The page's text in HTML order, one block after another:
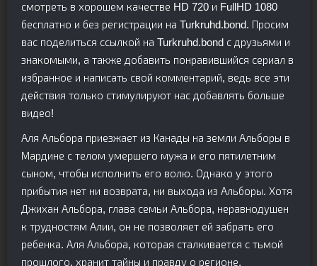
смотреть в хорошем качестве HD 720 и FullHD 1080
бесплатно и без регистрации на Turkruhd.bond. Просим
вас поделиться ссылкой на Turkruhd.bond с друзьями и
знакомыми, а также добавить понравившийся сериал в
избранное и написать свой комментарий, ведь все эти
действия только стимулируют нас добавлять больше
видео!
Аля Альбора приезжает из Канады на земли Альборы в
Мардине с телом умершего мужа и его пятилетним
сыном, чтобы исполнить его волю. Однако у этого
прибытия нет ни возврата, ни выхода из Альборы. Хотя
Джихан Альбора, глава семьи Альбора, неравнодушен
к трудностям Алии, он не позволяет ей забрать его
ребенка. Аля Альбора, которая сталкивается с тьмой
прошлого, хранит тайны и правду о регионе,